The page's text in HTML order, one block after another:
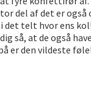
del af det er også
telt hvor ens
så, at de også
er den vildeste